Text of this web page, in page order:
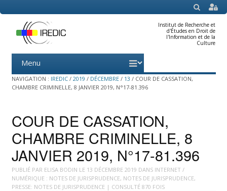
SEARCH
Institut de Recherche et
d'Études en Droit de
l'Information et de la
Culture
Menu
content
NAVIGATION : IREDIC / 2019 / DÉCEMBRE / 13 / COUR DE CASSATION,
CHAMBRE CRIMINELLE, 8 JANVIER 2019, N°17-81.396
COUR DE CASSATION,
CHAMBRE CRIMINELLE, 8
JANVIER 2019, N°17-81.396
PUBLIÉ PAR ELISA BODIN LE 13 DÉCEMBRE 2019 DANS INTERNET /
NUMÉRIQUE : NOTES DE JURISPRUDENCE, NOTES DE JURISPRUDENCE,
PRESSE: NOTES DE JURISPRUDENCE | CONSULTÉ 870 FOIS